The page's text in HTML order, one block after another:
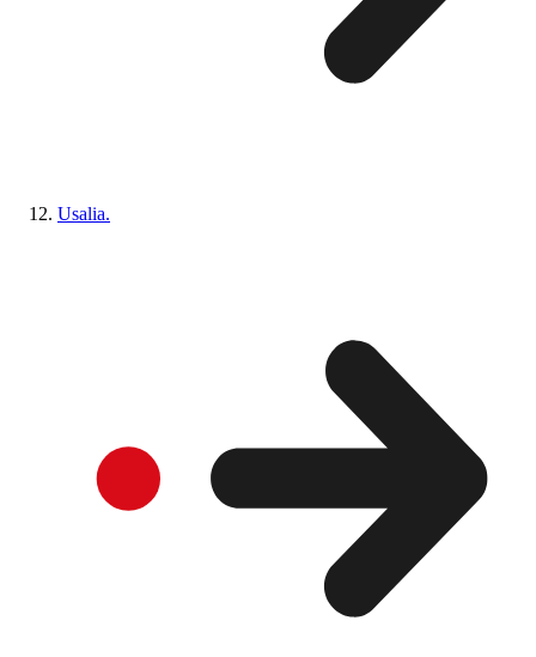
Usalia.